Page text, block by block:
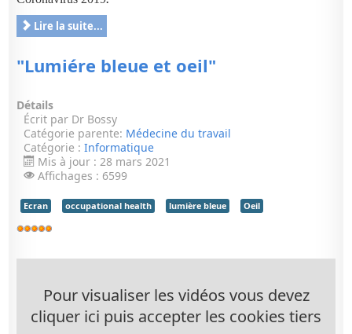
Lire la suite...
"Lumiére bleue et oeil"
Détails
Écrit par Dr Bossy
Catégorie parente: Médecine du travail
Catégorie :Informatique
Mis à jour : 28 mars 2021
Affichages : 6599
Ecran occupational health lumière bleue Oeil
Vote
Pour visualiser les vidéos vous devez
cliquer ici puis accepter les cookies tiers